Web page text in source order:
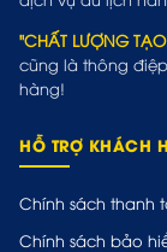
"CHẤT LƯỢNG
cũng là thông
hàng!
HỖ TRỢ KHÁCH
Chính sách thanh
Chính sách bảo